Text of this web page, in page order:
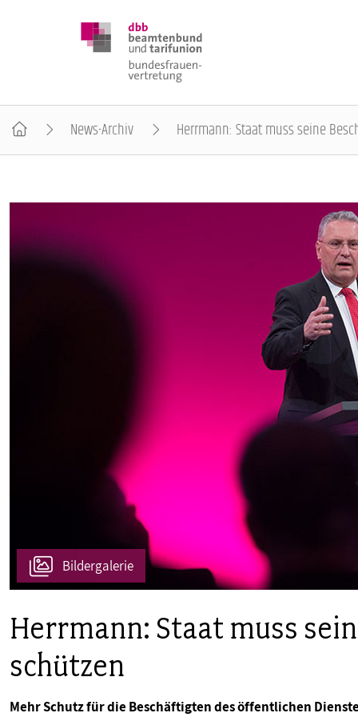
BUNDESTAGSWAHL 2025
POSITIONEN
TERMINE & VERANSTALTUNGEN
MITGLIEDSCHAFT & SERVICE
News-Archiv Herrmann: Staat muss seine
Bildergalerie
Herrmann: Staat muss
schützen
Mehr Schutz für die Beschäftigten des öffentlichen